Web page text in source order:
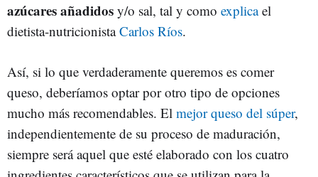
azúcares añadidos y/o sal, tal y como explicael
dietista-nutricionistaCarlos Ríos.
Así, si lo que verdaderamente queremos es comer
queso, deberíamos optar por otro tipo de opciones
mucho más recomendables. El mejor queso del súper,
independientemente de su proceso de maduración,
siempre será aquel que esté elaborado con los cuatro